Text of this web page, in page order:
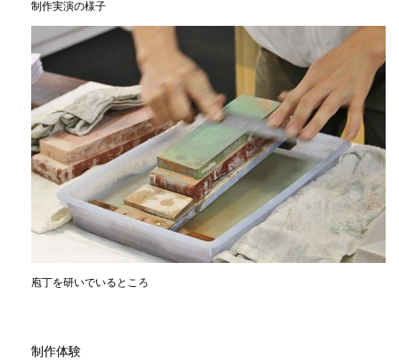
制作実演の様子
庖丁を研いでいるところ
制作体験